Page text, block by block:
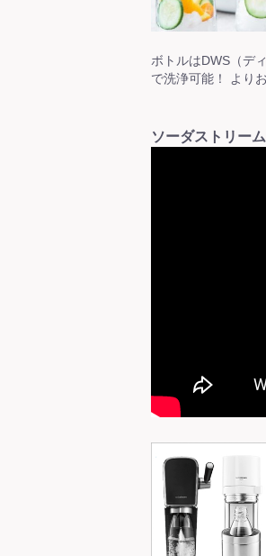
ボトルはDWS（デ
で洗浄可能！ より
ソーダストリー